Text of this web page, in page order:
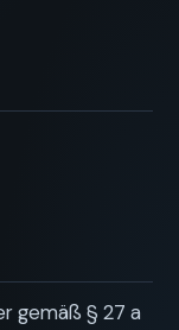
gemäß § 27 a